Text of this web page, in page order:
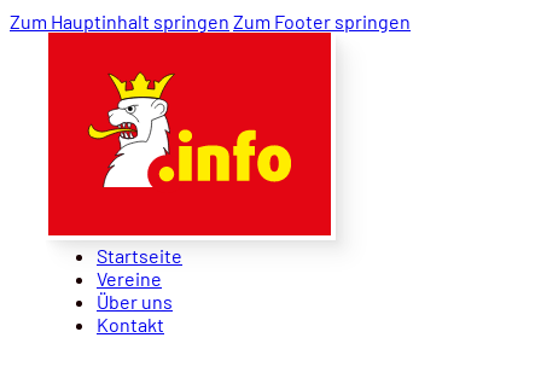
Zum Hauptinhalt springen Zum Footer springen
Startseite
Vereine
Über uns
Kontakt
Startseite
Vereine
Über uns
Kontakt